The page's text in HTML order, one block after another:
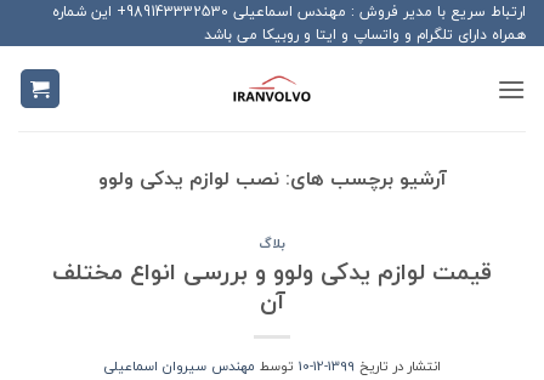
Skip
to
content
ارتباط سریع با مدیر فروش : مهندس اسماعیلی 989143332530+ این شماره
همراه دارای تلگرام و واتساپ و ایتا و روبیکا می باشد
آرشیو برچسب های:نصب لوازم یدکی ولوو
بلاگ
قیمت لوازم یدکی ولوو و بررسی انواع مختلف
آن
انتشار در تاریخ 1399-12-10 توسط مهندس سیروان اسماعیلی